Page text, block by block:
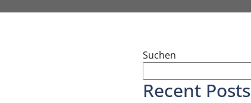
Suchen
Recent Posts